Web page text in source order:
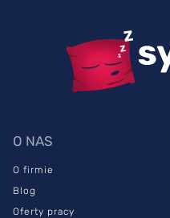
odpowiedniego podparcia
powierzchni do pozycji
Wkład otaczają 3 rodzaje
VitaRest, wysokoelastyczna i
termoelastyczna VitaRest
Pianka termoelastyczna o
sposób przytwierdzona
O NAS
O firmie
Blog
Oferty pracy